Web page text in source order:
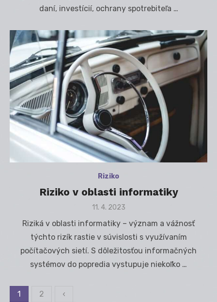
daní, investícií, ochrany spotrebiteľa …
Riziko
Riziko v oblasti informatiky
Posted
11. 4. 2023
Riziká v oblasti informatiky – význam a vážnosť
týchto rizík rastie v súvislosti s využívaním
počítačových sietí. S dôležitosťou informačných
systémov do popredia vystupuje niekoľko …
1 2 ‹